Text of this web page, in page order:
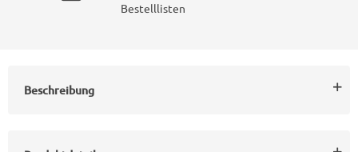
Bestelllisten
Beschreibung